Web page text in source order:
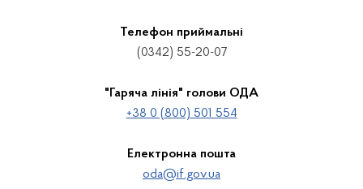
Телефон приймальні
(0342) 55-20-07
"Гаряча лінія" голови ОДА
+38 0 (800) 501 554
Електронна пошта
oda@if.gov.ua